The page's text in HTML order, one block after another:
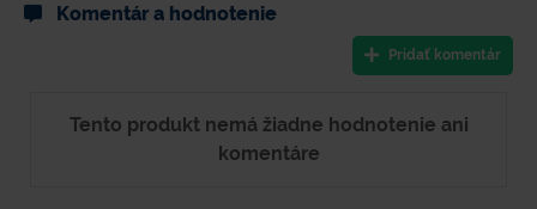
Komentár a hodnotenie
Pridať komentár
Tento produkt nemá žiadne hodnotenie ani
komentáre